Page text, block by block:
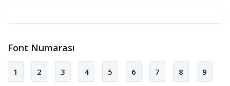
Font Numarası
1 2 3 4 5 6 7 8 9